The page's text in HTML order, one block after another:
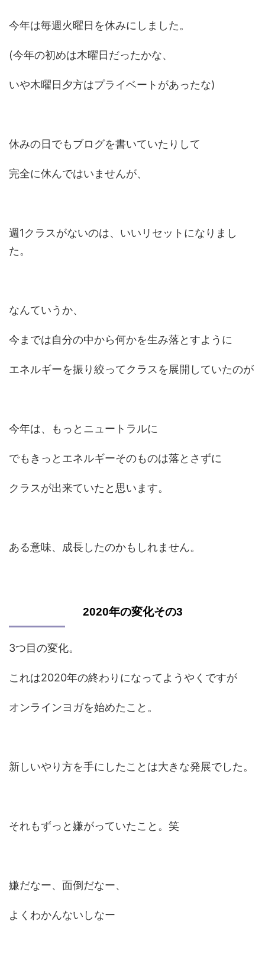
今年は毎週火曜日を休みにしました。
(今年の初めは木曜日だったかな、
いや木曜日夕方はプライベートがあったな)
休みの日でもブログを書いていたりして
完全に休んではいませんが、
週1クラスがないのは、いいリセットになりまし
た。
なんていうか、
今までは自分の中から何かを生み落とすように
エネルギーを振り絞ってクラスを展開していたのが
今年は、もっとニュートラルに
でもきっとエネルギーそのものは落とさずに
クラスが出来ていたと思います。
ある意味、成長したのかもしれません。
2020年の変化その3
3つ目の変化。
これは2020年の終わりになってようやくですが
オンラインヨガを始めたこと。
新しいやり方を手にしたことは大きな発展でした。
それもずっと嫌がっていたこと。笑
嫌だなー、面倒だなー、
よくわかんないしなー